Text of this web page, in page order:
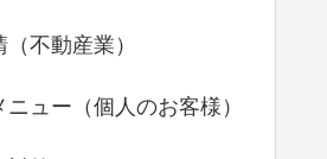
不動産業）
ュー（個人のお客様）